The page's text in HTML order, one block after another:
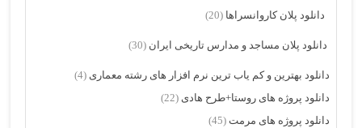
دانلود پلان کاروانسراها (20)
دانلود پلان مساجد و مدارس تاریخی ایران (30)
دانلود بهترین و کم یاب ترین نرم افزار های رشته معماری (4)
دانلود پروژه های روستا+طرح هادی (22)
دانلود پروژه های مرمت (45)